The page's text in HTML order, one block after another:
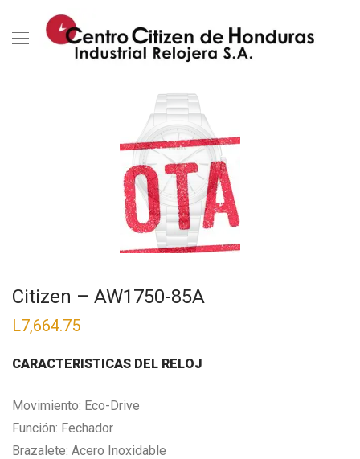
Citizen – AW1750-85A
L7,664.75
CARACTERISTICAS DEL RELOJ
Movimiento: Eco-Drive
Función: Fechador
Brazalete: Acero Inoxidable